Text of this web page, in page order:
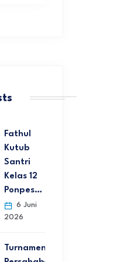
Fathul
Kutub
Santri
Kelas 12
Ponpes…
6 Juni
2026
Turnamen